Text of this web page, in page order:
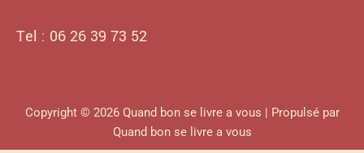
Tel : 06 26 39 73 52
Copyright © 2026 Quand bon se livre a vous | Propulsé par
Quand bon se livre a vous